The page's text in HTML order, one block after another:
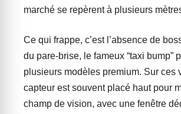
marché se repèrent à plusieurs
Ce qui frappe, c’est l’absence de
du pare-brise, le fameux “taxi bump”
plusieurs modèles premium. Sur ces
capteur est souvent placé haut pour
champ de vision, avec une fenêtre